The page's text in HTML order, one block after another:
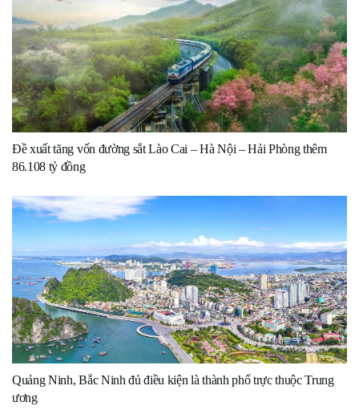
Đề xuất tăng vốn đường sắt Lào Cai – Hà Nội – Hải Phòng thêm
86.108 tỷ đồng
Quảng Ninh, Bắc Ninh đủ điều kiện là thành phố trực thuộc Trung
ương